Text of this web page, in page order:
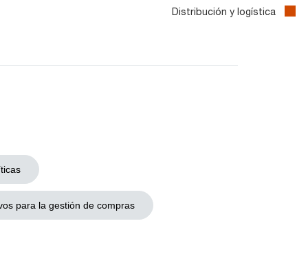
para la gestión de compras